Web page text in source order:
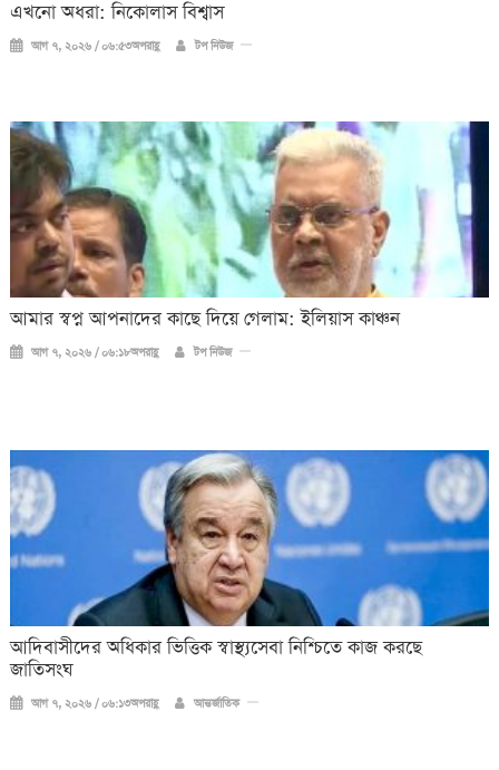
এখনো অধরা: নিকোলাস বিশ্বাস
আগ ৭, ২০২৬ / ০৬:৫৩অপরাহ্ণ টপ নিউজ
আমার স্বপ্ন আপনাদের কাছে দিয়ে গেলাম: ইলিয়াস কাঞ্চন
আগ ৭, ২০২৬ / ০৬:১৮অপরাহ্ণ টপ নিউজ
আদিবাসীদের অধিকার ভিত্তিক স্বাস্থ্যসেবা নিশ্চিতে কাজ করছে
জাতিসংঘ
আগ ৭, ২০২৬ / ০৬:১৩অপরাহ্ণ আন্তর্জাতিক